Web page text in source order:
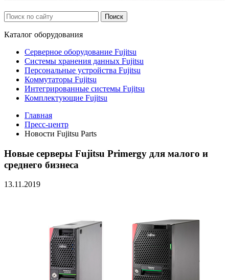
Каталог оборудования
Серверное оборудование Fujitsu
Системы хранения данных Fujitsu
Персональные устройства Fujitsu
Коммутаторы Fujitsu
Интегрированные системы Fujitsu
Комплектующие Fujitsu
Главная
Пресс-центр
Новости Fujitsu Parts
Новые серверы Fujitsu Primergy для малого и
среднего бизнеса
13.11.2019